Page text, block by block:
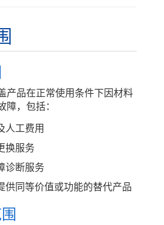
产品在正常使用条件下因材料
，包括：
人工费用
换服务
诊断服务
供同等价值或功能的替代产品